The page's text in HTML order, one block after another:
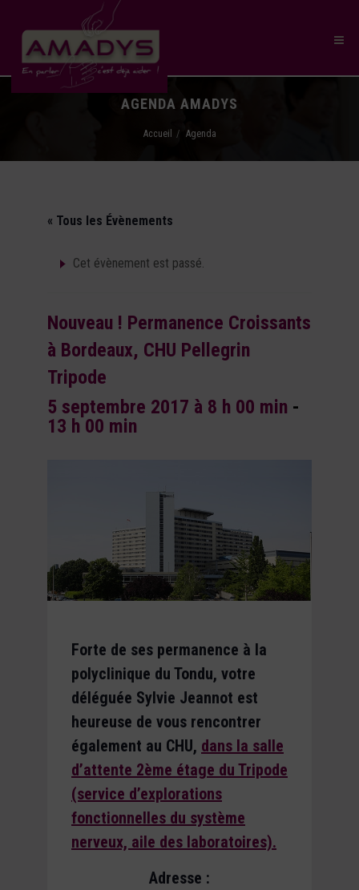
AGENDA AMADYS
Accueil Agenda
« Tous les Évènements
Cet évènement est passé.
Nouveau ! Permanence Croissants
à Bordeaux, CHU Pellegrin
Tripode
5 septembre 2017 à 8 h 00 min -
13 h 00 min
Forte de ses permanence à la
polyclinique du Tondu, votre
déléguée Sylvie Jeannot est
heureuse de vous rencontrer
également au CHU, dans la salle
d’attente 2ème étage du Tripode
(service d’explorations
fonctionnelles du système
nerveux, aile des laboratoires).
Adresse :